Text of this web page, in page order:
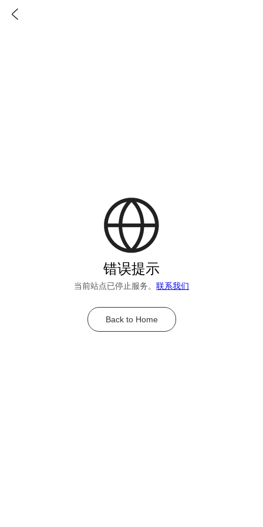
错误提示
当前站点已停止服务。 联系我们
Back to Home